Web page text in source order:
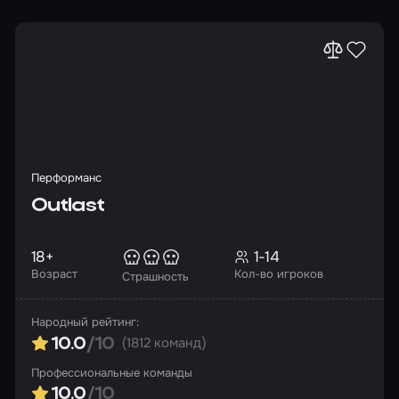
Перформанс
Outlast
Возраст
18+
Страшность Кол-во игроков
1-14
Народный рейтинг:
10.0/10 (1812 команд)
Профессиональные команды
10.0/10